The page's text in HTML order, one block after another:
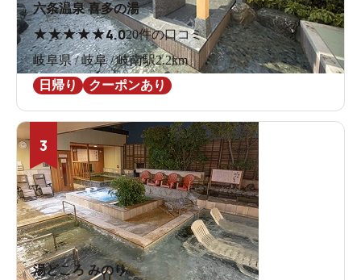
六条温泉 喜多の湯
★★★★★4.020件の口コミ
岐阜県 / 岐阜 / 岐南駅2.2km
日帰り
クーポンあり
3
湯どころ みのり